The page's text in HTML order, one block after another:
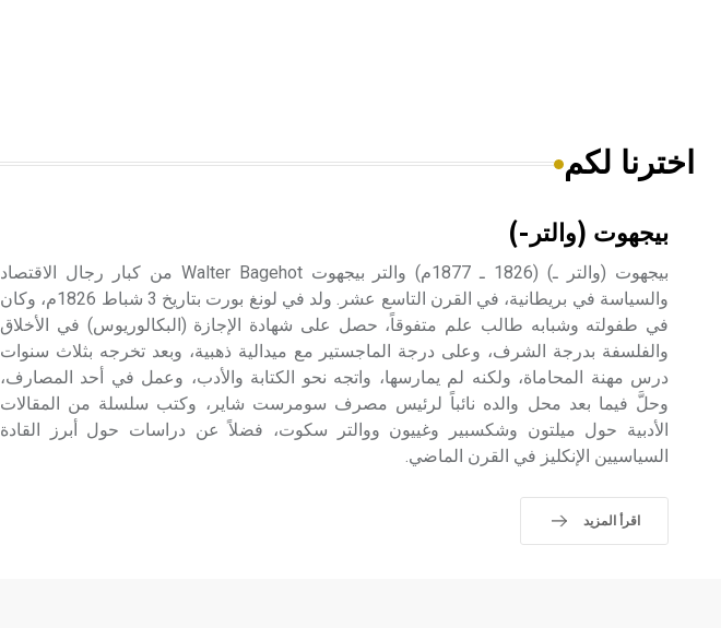
اخترنا لكم
بيجهوت (والتر-)
بيجهوت (والتر ـ) (1826 ـ 1877م) والتر بيجهوت Walter Bagehot من كبار رجال الاقتصاد
والسياسة في بريطانية، في القرن التاسع عشر. ولد في لونغ بورت بتاريخ 3 شباط 1826م، وكان
في طفولته وشبابه طالب علم متفوقاً، حصل على شهادة الإجازة (البكالوريوس) في الأخلاق
والفلسفة بدرجة الشرف، وعلى درجة الماجستير مع ميدالية ذهبية، وبعد تخرجه بثلاث سنوات
درس مهنة المحاماة، ولكنه لم يمارسها، واتجه نحو الكتابة والأدب، وعمل في أحد المصارف،
وحلَّ فيما بعد محل والده نائباً لرئيس مصرف سومرست شاير، وكتب سلسلة من المقالات
الأدبية حول ميلتون وشكسبير وغييون ووالتر سكوت، فضلاً عن دراسات حول أبرز القادة
السياسيين الإنكليز في القرن الماضي.
اقرأ المزيد